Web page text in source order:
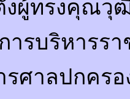
งผู้ทรงคุณวุ
รบริหารร
รศาลปกคร